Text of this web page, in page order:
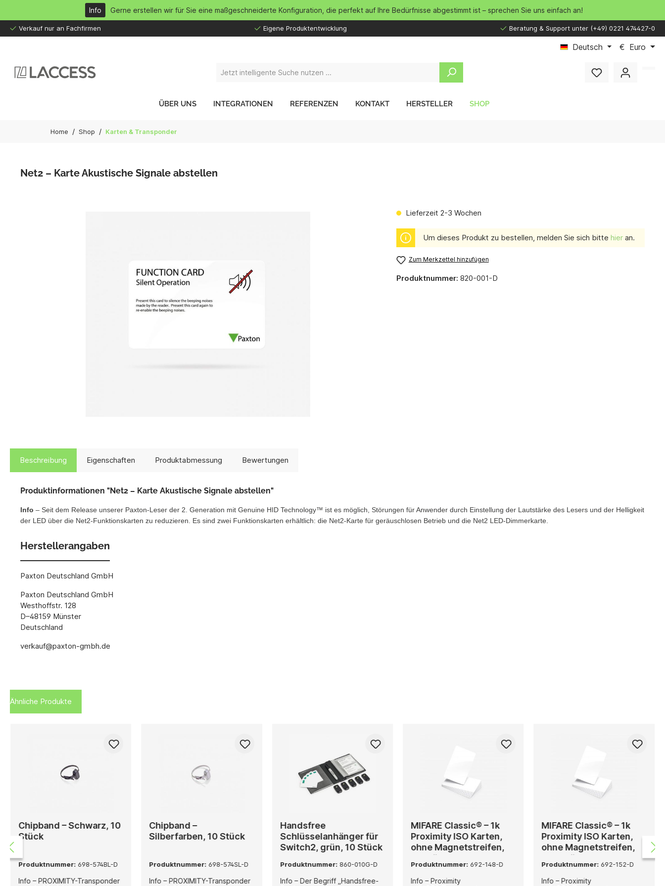
Info Gerne erstellen wir für Sie eine maßgeschneiderte Konfiguration, die perfekt auf Ihre Bedürfnisse abgestimmt ist – sprechen Sie uns einfach an!
Verkauf nur an Fachfirmen Eigene Produktentwicklung Beratung & Support unter (+49) 0221 474427-0
Deutsch € Euro
ÜBER UNS INTEGRATIONEN REFERENZEN KONTAKT HERSTELLER SHOP
Home / Shop / Karten & Transponder
Net2 – Karte Akustische Signale abstellen
Lieferzeit 2-3 Wochen
Um dieses Produkt zu bestellen, melden Sie sich bitte hieran.
Zum Merkzettel hinzufügen
Produktnummer: 820-001-D
Beschreibung Eigenschaften Produktabmessung Bewertungen
Produktinformationen "Net2 – Karte Akustische Signale abstellen"
Info – Seit dem Release unserer Paxton-Leser der 2. Generation mit Genuine HID Technology™ ist es möglich, Störungen für Anwender durch Einstellung der Lautstärke des Lesers und der Helligkeit
der LED über die Net2-Funktionskarten zu reduzieren. Es sind zwei Funktionskarten erhältlich: die Net2-Karte für geräuschlosen Betrieb und die Net2 LED-Dimmerkarte.
Herstellerangaben
Paxton Deutschland GmbH
Paxton Deutschland GmbH
Westhoffstr. 128
D–48159 Münster
Deutschland
verkauf@paxton-gmbh.de
Ähnliche Produkte
Chipband – Schwarz, 10
Stück
Produktnummer:698-574BL-D
Info – PROXIMITY-Transponder
Chipband –
Silberfarben, 10 Stück
Produktnummer: 698-574SL-D
Info – PROXIMITY-Transponder
Handsfree
Schlüsselanhänger für
Switch2, grün, 10 Stück
Produktnummer:860-010G-D
Info – Der Begriff „Handsfree-
MIFARE Classic® – 1k
Proximity ISO Karten,
ohne Magnetstreifen,
10 Stück
Produktnummer: 692-148-D
Info – Proximity
MIFARE Classic® – 1k
Proximity ISO Karten,
ohne Magnetstreifen,
500 Stück
Produktnummer: 692-152-D
Info – Proximity